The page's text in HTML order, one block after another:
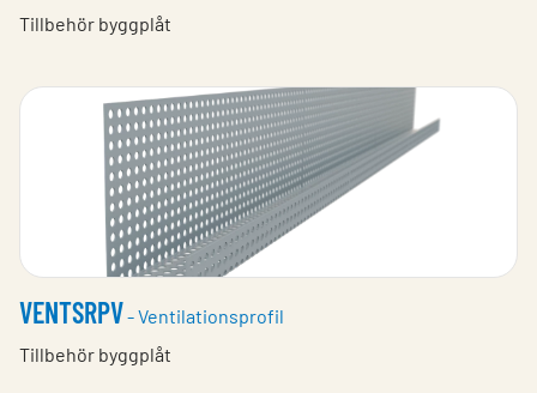
Tillbehör byggplåt
VENTSRPV- Ventilationsprofil
Tillbehör byggplåt